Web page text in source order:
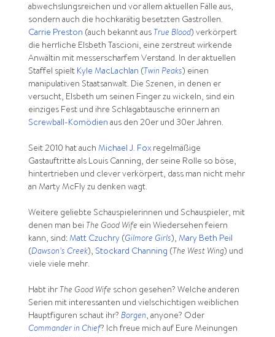
abwechslungsreichen und vor allem aktuellen Fälle aus,
sondern auch die hochkarätig besetzten Gastrollen.
Carrie Preston (auch bekannt aus True Blood) verkörpert
die herrliche Elsbeth Tascioni, eine zerstreut wirkende
Anwältin mit messerscharfem Verstand. In der aktuellen
Staffel spielt Kyle MacLachlan ( Twin Peaks) einen
manipulativen Staatsanwalt. Die Szenen, in denen er
versucht, Elsbeth um seinen Finger zu wickeln, sind ein
einziges Fest und ihre Schlagabtausche erinnern an
Screwball-Komödien aus den 20er und 30er Jahren.
Seit 2010 hat auch Michael J. Foxregelmäßige
Gastauftritte als Louis Canning, der seine Rolle so böse,
hintertrieben und clever verkörpert, dass man nicht mehr
an Marty McFly zu denken wagt.
Weitere geliebte Schauspielerinnen und Schauspieler, mit
denen man bei The Good Wife ein Wiedersehen feiern
kann, sind: Matt Czuchry(Gilmore Girls), Mary Beth Peil
(Dawson’s Creek), Stockard Channing ( The West Wing) und
viele viele mehr.
Habt ihr The Good Wife schon gesehen? Welche anderen
Serien mit interessanten und vielschichtigen weiblichen
Hauptfiguren schaut ihr? Borgen, anyone? Oder
Commander in Chief? Ich freue mich auf Eure Meinungen